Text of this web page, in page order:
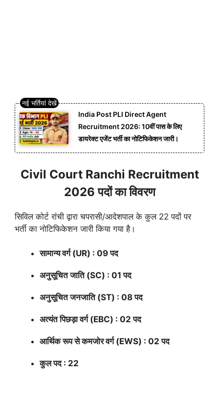
India Post PLI Direct Agent
Recruitment 2026: 10वीं पास के लिए
डायरेक्ट एजेंट भर्ती का नोटिफिकेशन जारी।
Civil Court Ranchi Recruitment
2026 पदों का विवरण
सिविल कोर्ट रांची द्वारा चपरासी/आदेशपाल के कुल 22 पदों पर
भर्ती का नोटिफिकेशन जारी किया गया है।
सामान्य वर्ग (UR) : 09 पद
अनुसूचित जाति (SC) : 01 पद
अनुसूचित जनजाति (ST) : 08 पद
अत्यंत पिछड़ा वर्ग (EBC) : 02 पद
आर्थिक रूप से कमजोर वर्ग (EWS) : 02 पद
कुल पद : 22